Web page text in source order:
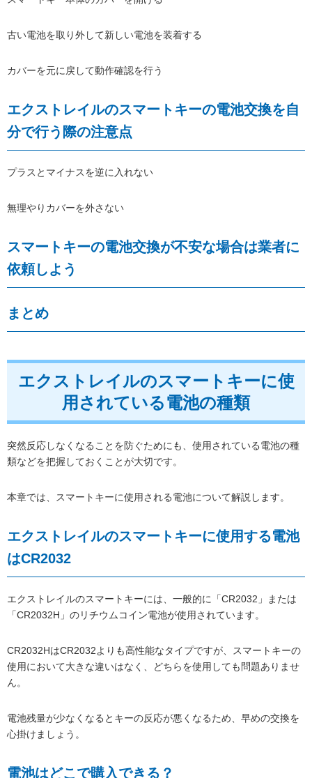
古い電池を取り外して新しい電池を装着する
カバーを元に戻して動作確認を行う
エクストレイルのスマートキーの電池交換を自
分で行う際の注意点
プラスとマイナスを逆に入れない
無理やりカバーを外さない
スマートキーの電池交換が不安な場合は業者に
依頼しよう
まとめ
エクストレイルのスマートキーに使
用されている電池の種類
突然反応しなくなることを防ぐためにも、使用されている電池の種
類などを把握しておくことが大切です。
本章では、スマートキーに使用される電池について解説します。
エクストレイルのスマートキーに使用する電池
はCR2032
エクストレイルのスマートキーには、一般的に「CR2032」または
「CR2032H」のリチウムコイン電池が使用されています。
CR2032HはCR2032よりも高性能なタイプですが、スマートキーの
使用において大きな違いはなく、どちらを使用しても問題ありませ
ん。
電池残量が少なくなるとキーの反応が悪くなるため、早めの交換を
心掛けましょう。
電池はどこで購入できる？